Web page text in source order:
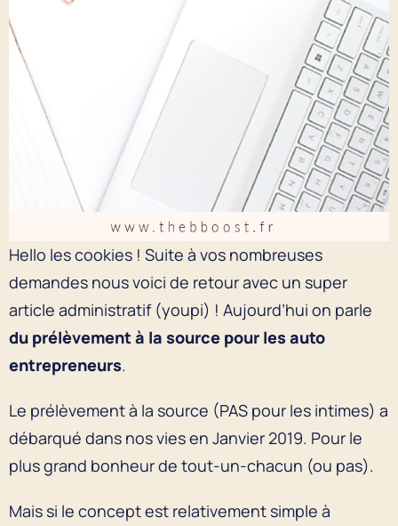
Hello les cookies ! Suite à vos nombreuses
demandes nous voici de retour avec un super
article administratif (youpi) ! Aujourd’hui on parle
du prélèvement à la source pour les auto
entrepreneurs.
Le prélèvement à la source (PAS pour les intimes) a
débarqué dans nos vies en Janvier 2019. Pour le
plus grand bonheur de tout-un-chacun (ou pas).
Mais si le concept est relativement simple à